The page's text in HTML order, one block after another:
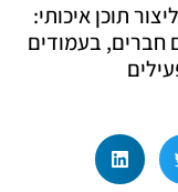
תוכן איכותי:
בעמודים